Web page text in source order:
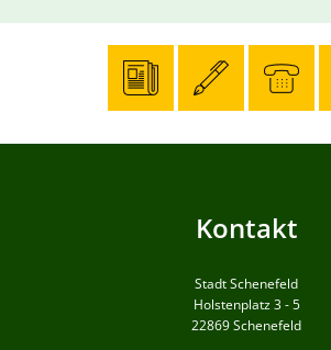
Kontakt
Stadt Schenefeld
Holstenplatz 3 - 5
22869Schenefeld